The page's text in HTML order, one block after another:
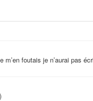
foutais je n’aurai pas